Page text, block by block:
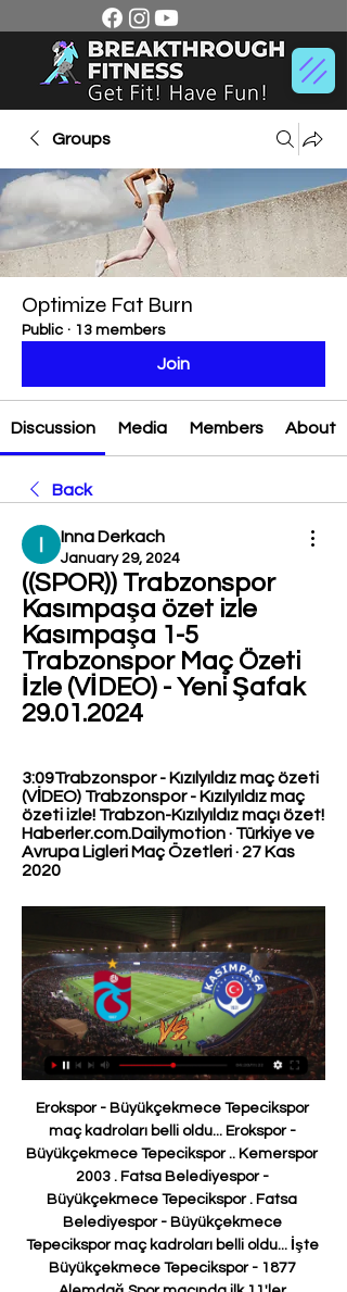
Groups
Optimize Fat Burn
Public · 13 members
Join
Discussion Media Members About
Back
Inna Derkach
January 29, 2024
((SPOR)) Trabzonspor
Kasımpaşa özet izle
Kasımpaşa 1-5
Trabzonspor Maç Özeti
İzle (VİDEO) - Yeni Şafak
29.01.2024
3:09Trabzonspor - Kızılyıldız maç özeti
(VİDEO) Trabzonspor - Kızılyıldız maç
özeti izle! Trabzon-Kızılyıldız maçı özet!
Haberler.com.Dailymotion · Türkiye ve
Avrupa Ligleri Maç Özetleri · 27 Kas
2020
Erokspor - Büyükçekmece Tepecikspor maç kadroları belli oldu... Erokspor - Büyükçekmece Tepecikspor .. Kemerspor 2003 . Fatsa Belediyespor - Büyükçekmece Tepecikspor . Fatsa Belediyespor - Büyükçekmece Tepecikspor maç kadroları belli oldu... İşte Büyükçekmece Tepecikspor - 1877 Alemdağ Spor maçında ilk 11'ler.

Akhisarspor Fatih Karagümrük maçı için heyecanlı bekleyiş başladı. İki köklü takım olan Akhisarspor Fatih Karagümrük zorlu mücadelesine sahne olacak play-off yarı final rövanş.

Port Melbourne Sharks-Heidelberg United - Fotomaç canlı skor Port Melbourne Sharks-Heidelberg United - Maç kadroları, Maç sonuçları, Maç hakkında detaylar www.fotomac.com.tr Anasayfa

Tarsus İdman Yurdu Taraftarlar Derneği, Tarsus. 1,1 B beğenme. Bu sayfa Tarsus İdman Yurdu Taraftarlar Derneği Resmi Facebook Sayfasıdır. Derneğimiz Mersin Valiliği - İl …

Galatasaray Beşiktaş maçı saat kaçta hangi kanalda? 27 Şubat 2017 Pazartesi 10:22 - Son Güncelleme 27 Şubat 2017 Pazartesi 12:41 Spor Toto Süper Lig'in 22. haftasında Galatasaray ile.

Miami FC takımının kadrosu, teknik direktörü, sakat ve cezalı futbolcuları, fikstür ve sonuçları Yeniasır.com.tr canlı skor sayfasında bulabilirsiniz.

Trabzonspor Kasımpaşa izle Trabzonspor Kasımpaşa özet izle 2 7 saat önce — Trabzonspor Kasımpaşa izle Trabzonspor Kasımpaşa özet izle 29.01.2024 5:16Trabzonspor 2 - 1 Kasımpaşa hazırlık MAÇI ÖZETİ TÜM GOLLER ...

Galatasaray'ı 3-1 mağlup ederek yarı finale yükselen Arkas, Halkbank'a 3-0 yenilince Maliye Piyango ile üçüncülük maçına çıktı. İzmir temsilcisi rakibini 3-1'le geçerek turnuvada üçüncülük kürsüsüne çıktı.. Milli Piyango büyük ikramiye hangi bilete çıktı? 2020 amorti numaraları belli oldu! Milli Piyango bilet.

11.01.2020 | Cankaya FK - Ci Group Buca 31.08.2019 | Sultanbeyli Belediyespor - Manisa Futbol Kulubu 31.08.2019 | Silivrispor - Erzin Spor AS 31.08.2019 | Sultanbeyli.

Bursaspor, aldığı bu galibiyetle puanını 39’a çıkarttı ve lider Hatayspor’la puan farkını 3’e indirdi. Adana Demirspor’un 34 puanı bulunuyor. Goller: Dk. 11 Traore, Dk. 37 Seleznov (Penaltıdan) (Bursaspor), Dk. 69 Mehmet Akyüz (Adana Demirspor) Kırmızı kart: Dk. 64 Özer Hurmacı (Bursaspor) Günün bir diğer maçında Fatih Karagümrük, sahasında Giresunspor’u 2-1.

TRT HD izle TRT 1 izle TRT Haber izle Trt Spor izle Star Tv izle Ntv izle Ntv Spor izle Atv izle A Haber izle Fox Tv izle Tv8,5 izle Sports Tv izle Tjk Tv izle FB Tv izle Tv8 izle BS Tv izle.. Tokatspor maçını canlı izle maçını canlı izle. Gümüşhanespor - Kastamonuspor maçını canlı izle. Stadyumtv.com herhangi bir canlı.

Trabzonspor - Kasımpaşa Maç Özeti (Video) Gaziantepspor. 0. 0. -. 0. 29 Eylül 2014, Pazartesi, 13:30. ÖZETİ İZLE. -. share-button. Paylaş. Facebook · twitter · whatsapp · telegram.

Canlı izle BB Erzurumspor Menemenspor maçı… 1. Lig’in 25. haftasında oynanacak BB Erzurumspor Menemenspor maçı Bein Sports Max 2’de! Öte yandan taraftarlar, Taraftarium24 Jest Yayın Erzurum Menemen canlı maç izle araştırmaları da yapıyor. Erkan Sözeri ve Cenk Laleci’nin ekipleri 3 puan arayışında! Erzurumspor Menemen Belediye Bein Sports Max 2 canlı izlemek için.

2020-6-5 · KKS Kalisz 18 14 3 1 41 12 29 45 G 20:00 | 07/03/20 | R 18 KKS Kalisz 3 Grom Nowy Staw 0 Maç Detayı G 20:00 | 16/11/19 | R 17 KKS Kalisz 5 Nielba Wagrowiec 0 Maç Detayı G 13:00 | 10/11/19 | …

Canlı Yayın hakkında machaber tarafından yazılan gönderiler.. Spor ..:, maç izle. Maç özeti, Maçın Golleri, Tokat Fener maçını canlı izle, Tokat-FB izle, tokatspor fenerbahçe canlı yayın lig tv izle, tokatspor fenerbahçe internetten lig tv izle, tokatspor fenerbahçe justin tv lig tv,.

PTT Para Lojistik ve Özel Güvenlik Hizmetleri Anonim Şirketi, yüzde 100 PTT A.Ş. İştiraki olarak nakit taşıma hizmetleri (banka ve finans kurumları, kuyumculuk ve mücevherat, perakende zincirleri, kamu kurumları, eğlence ve spor aktivite şirketleri vb.), nakit işleme hizmetleri (banknot işleme, madeni para işleme, ATM nakit hazırlama ve kasalama), ATM hizmetleri (nakit ikmal.

Beşiktaş haberleri BJK spor kulübünden gelen yeni haber ve son dakika futbolcu transferleri beşiktaş maçı canlı yayını golleri ve maç özeti spor kategorisinde bulunur.. Galatasaray.

Pınar Karşıyaka - Türk Telekom Maç Özeti - @Basket Super Ligi @Basket Super Ligi : EfsanelerYükseliyor Türkiye Basketbol Ligi'nin 7. Haftasında Pınar Karşıyaka sahasında Türk Telekom'u konuk etti. Pınar Karşıyaka seyircisinin desteği ile.

Medipol Başakşehir son dakika transfer haberleri, Medipol Başakşehir fikstürü, maç sonuçları, kadrosu, puan durumu ve daha fazlası için www.tr.beinsports.com.tr adresini ziyaret edin.

Beşiktaş İstanbul Başakşehir maç sonucu ve özeti Beşiktaş ile İstanbul Başakşehir 26. hafta kapamış maçında karşı karşıya geldi. Yoğun yağmur altında oynanan Beşiktaş.

İspanya Süper Kupası Final maçı Real Madrid ile Atletico Madrid arasında oynanacak. Şifresiz ve canlı olarak izlenebilecek olan maç 12 Ocak 2020 Pazar günü oynanacak. Peki, Real Madrid Atletico Madrid maçı hangi kanalda ve saat kaçta?

Kasımpaşa - Trabzonspor Maç Özeti (Video) Mücadele yoğun yağış nedeniyle ertelendi. 41'. Emir Kaan Gültekin. 63'. Yılport Samsunspor ofsayta takıldı! 70'. Soner Aydoğdu.

Kasımpaşa - Trabzonspor Maç Özeti (Video) Ayrıca deneyiminizin iyileştirilmesi, size yönelik reklam/pazarlama faaliyetlerinin gerçekleştirilmesi, internet sitesinin daha işlevsel kullanılması ve ...

Trabzonspor Kasımpaşa özet izle 8 saat önce — Trabzonspor Kasımpaşa özet izle Trabzonspor Kasımpaşa özet! TS gol oldu yağdı! 29.01.2024 Canlı HD 5:16Trabzonspor 2 - 1 Kasımpaşa MAÇ ÖZETİ ...

2020-6-19 · Fatih Karagümrük, Darri ve Emeghara’nın (2) golleriyle maçı 3-1 kazanırken, Bursaspor’un tek golü Emirhan Aydoğan’dan geldi. Maçtan dakikalar 8'inci dakikada gelişen Bursaspor atağında Latovlevici'nin arapasıyla sol kanatta topla buluşan Emirhan Aydoğan bekletmeden içeri çıkardı.

1.Yayın 2.Yayın. Maç Hakkındaki Yorumlar ve Tahminleriniz. Adana Demirspor - Fatih Karagümrük canlı izle. Etiketler: Adana Demirspor canlı izle Fatih Karagümrük justin tv izle maçı izle online maç yayınlar.

Galatasaray, derbide Beşiktaş'ı 2-0 yendi; 22 hafta sonra liderlik koltuğuna oturdu. Sahasındaki 35 maçlık yenilmezlik rekorunu egale eden Sarı Kırmızılılar'ı galibiyete taşıyan.

95 yıllık rekabette Galatasaray'ın Beşiktaş'a karşı galibiyetlerde 121-110 gol sayılarında da 482-452 üstünlüğü bulunuyor. Taraflar arasında ligde yapılan 121 maçın 44'ünü sarı-kırmızılılar 35'ini siyah-beyazlılar kazandı.

- Beşiktaş, Galatasaray'ı son 6 maçta yenemedi 3 beraberlik ve 3 yenilgi aldı, aralarında oynanan son 3 maçta karşılıklı gol atıldı. Tahmin: Beşiktaş Lig'e çok iyi başlangıç yaptı ancak Galatasaray'ın üst üste aldığı kötü sonuçlar sonrasında direnç göstermesini bekliyorum, beraberlik tercih edilebilir.

Kasımpaşa 1-5 Trabzonspor Maç Özeti İzle (VİDEO) - Yeni Şafak 0:29Trabzonspor, Kasımpaşa deplasmanında farklı kazandı: 5-1 Özet · Trendyol Süper Lig 4. haftasında Kasımpaşa evinde Trabzonspor'u konuk etti. Maç ...Yeni Şafak · Haber Merkezi · 1 Eyl 2023

Türkiye'yi Avrupa Liginde temsil eden Anadolu Efes, İspanya deplasmanında Valencia ile karşılaşırken mücadeleden 83-78 galip ayrıldı. Efes, bu sonuçla birlikte 2. galibiyetini elde etmiş oldu. Lacivert-beyazlı ekipte Krunoslav Simon 19 sayıyla oynarken Peters ve Micic de 15 …

Trabzonspor 1-1 Kasımpaşa MAÇ ÖZETİ (Hazırlık Maçı) 10.12 YouTube YouTube 8:25 YouTube Trabzonspor Haberleri 10 Ara 2022 10 Ara 2022

Vanspor için 6 puanlık maç… Cumhurbaşkanlığı’ndaki korona virüs toplantısında alınan karar gereği maçların seyircisiz oynanmasından dolayı, Vanspor, yarın Sakaryaspor maçına taraftarından yoksun çıkacak. Kırmızı siyahlılar altı puan değerindeki bu maçı kazanmak istiyor.

Niğde maçı biletleri satışa çıkıyor Gizemfrit’ten gençlere uluslararası ödül Galeri Video Yazarlar GÜNCEL ASAYİŞ SİYASET SPOR EKONOMİ SAĞLIK YAŞAM EĞİTİM TEKNOLOJİ KÜLTÜR-SANAT

Trabzonspor Kasımpaşa özet izle 0 Kasımpaşa (Trabzonspor'un 11 saat önce — Trabzonspor Kasımpaşa özet izle 0 Kasımpaşa (Trabzonspor'un 1. Golü - Umut Bozok) - YouTube 29/01/2024 İstanbul'da ilk 11'ler belli oldu!

Trabzonspor 1-1 Kasımpaşa MAÇ ÖZETİ (Hazırlık Maçı) / A YouTube YouTube 8:15 YouTube A Spor 10 Ara 2022 10 Ara 2022

Ziraat Türkiye Kupası'nda 4. tur mücadelesinde Tarsus İdman ile Fenerbahçe karşı karşıya geldi. Heyecanlı devam eden maçta, Fenerbahçe rakibi Tarsus İdman Yurdu'nu 3-1 mağlup etti.

Hacettepe Spor - Sarıyer maçı CANLI İZLE (03.11.2019) Spor Toto 2. Ligi'nde Hacettepe Spor ile Sarıyer karşı karşıya geliyor. Karşılaşmayı CANLI takip edebilirsiniz.

Kastamonu sarıyer canlı izle trt spor...tff 2. lig'de play-off çeyrek final rövanş maçında kastamonuspor ile sarıyer karşı karşıya geliyor. işte maça dair tüm.

Kocaelispor Belediye Derincespor Maçını canlı izlemek için webspormacizle724.com adresimizi takip edin. Kocaelispor Belediye Derincespor karşılaşmasın geniş özeti, istatistikleri, ve Kocaelispor Belediye Derincespor sayfamızda yer alıyor. Kocaelispor - Belediye Derincespor Maçı Canlı İzle

Real Madrid 2 - 0 Barcelona Maç Özeti İZLE... Tüm dünyanın heyecanla beklediği El Clasico nefesleri kesecek. La Liga'da şampiyonluk yarışını toz duman edecek maçta Zinedine Zidane yönetimindeki Real Madrid, Quique Setien'in takımı Barcelona'yı konuk edecek.

Tuzlaspor Saten Makam Flaması , Tuzlaspor Saten Makam Flaması imalatı, Tuzlaspor Saten Makam Flaması satışı, Tuzlaspor Saten Makam Flaması fiyatları, Tuzlaspor Saten Makam Flaması fiyatı bayrak, bayrak çeşitleri bayrakçı flama Bayrak imalatı firma bayrakları türk bayrağı bayrakçı bayrak üretimi bayrak satışı bayrak fiyatı türk bayrağı fiyatı bayrak üretim masa.

Fatih Karagümrük Teknik Sorumlusu Atılay Canel, Altay maçı ile ilgili olarak mücadelede futbol adına cinayet işlendiğini söyleyerek, hakeme tepki gösterdi. 14.03.2020 19:04 Fatih Karagümrük-Altay maçının ardından saha karıştı

20-08-2020 Cerro Largo - Liverpool canlı izle Cerro Largo - Liverpool maç yayını Premier Lig canlı izle Cerro Largo - Liverpool